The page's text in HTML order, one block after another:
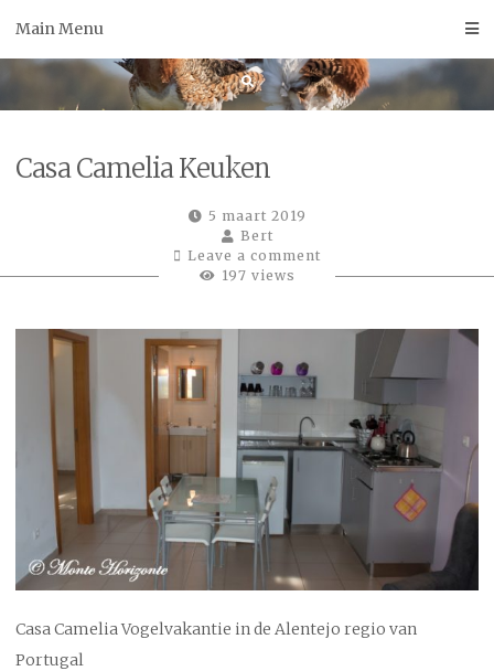
Main Menu
Casa Camelia Keuken
5 maart 2019
Bert
Leave a comment
197 views
Casa Camelia Vogelvakantie in de Alentejo regio van
Portugal